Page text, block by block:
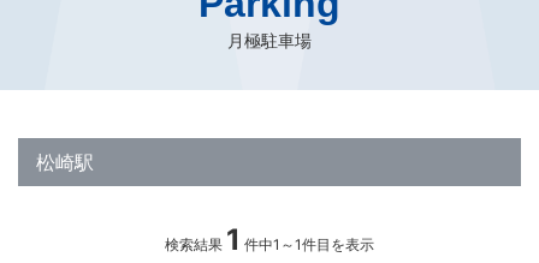
月極駐車場
松崎駅
検索結果 1 件中1～1件目を表示